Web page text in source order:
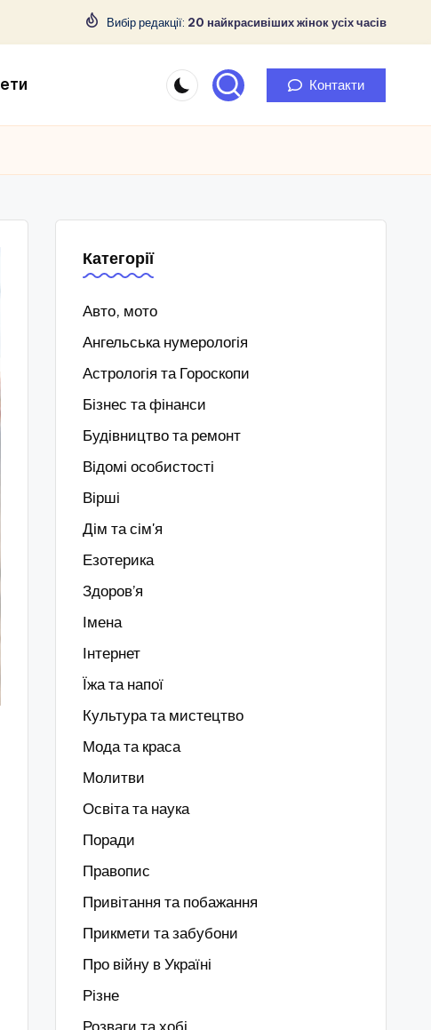
Вибір редакції: 20 найкрасивіших жінок усіх часів
Контакти
Категорії
Авто, мото
Ангельська нумерологія
Астрологія та Гороскопи
Бізнес та фінанси
Будівництво та ремонт
Відомі особистості
Вірші
Дім та сім'я
Езотерика
Здоров’я
Імена
Інтернет
Їжа та напої
Культура та мистецтво
Мода та краса
Молитви
Освіта та наука
Поради
Правопис
Привітання та побажання
Прикмети та забубони
Про війну в Україні
Різне